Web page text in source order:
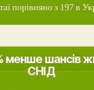
порівняно з 197 в
менше шансів
СНІД